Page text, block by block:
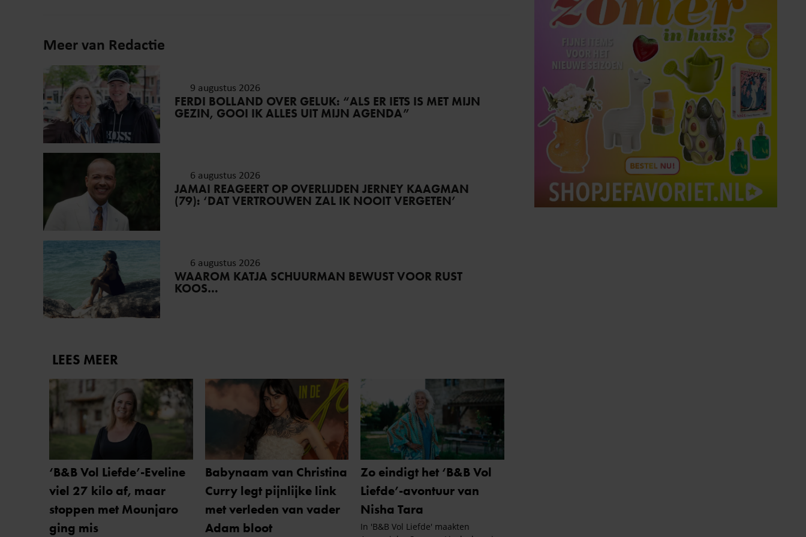
Meer van Redactie
9 augustus 2026
FERDI BOLLAND OVER GELUK: “ALS ER IETS IS MET MIJN
GEZIN, GOOI IK ALLES UIT MIJN AGENDA”
6 augustus 2026
JAMAI REAGEERT OP OVERLIJDEN JERNEY KAAGMAN
(79): ‘DAT VERTROUWEN ZAL IK NOOIT VERGETEN’
6 augustus 2026
WAAROM KATJA SCHUURMAN BEWUST VOOR RUST
KOOS…